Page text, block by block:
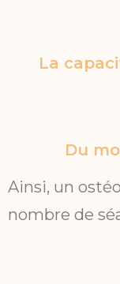
La
Du
Ainsi, un
nombre de